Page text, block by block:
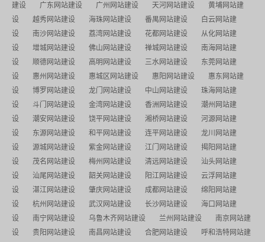
建设
广东网站建设 广州网站建设 天河网站建设
黄埔网站建
设
越秀网站建设 海珠网站建设 番禺网站建设
白云网站建
设
南沙网站建设 荔湾网站建设 花都网站建设
从化网站建
设
增城网站建设 佛山网站建设 禅城网站建设
南海网站建
设
顺德网站建设 高明网站建设 三水网站建设
东莞网站建
设
惠州网站建设 惠城区网站建设 惠阳网站建设
惠东网站建
设
博罗网站建设 龙门网站建设 中山网站建设
珠海网站建
设
斗门网站建设 金湾网站建设 香洲网站建设
潮州网站建
设
潮安网站建设 饶平网站建设 湘桥网站建设
河源网站建
设
东源网站建设 和平网站建设 连平网站建设
龙川网站建
设
源城网站建设 紫金网站建设 江门网站建设
揭阳网站建
设
茂名网站建设 梅州网站建设 清远网站建设
汕头网站建
设
汕尾网站建设 韶关网站建设 阳江网站建设
云浮网站建
设
湛江网站建设 肇庆网站建设 成都网站建设
绵阳网站建
设
杭州网站建设 武汉网站建设 长沙网站建设
海口网站建
设
南宁网站建设 乌鲁木齐网站建设 兰州网站建设
南京网站建
设
贵阳网站建设 南昌网站建设 合肥网站建设 呼和浩特网站建